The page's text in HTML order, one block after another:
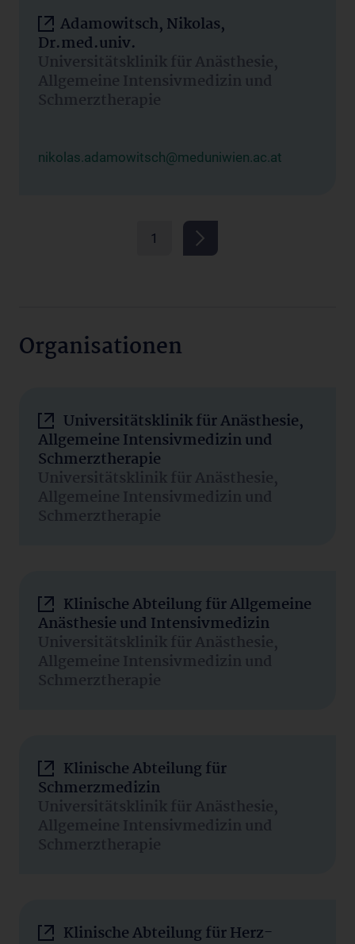
Adamowitsch, Nikolas,
Dr.med.univ.
Universitätsklinik für Anästhesie,
Allgemeine Intensivmedizin und
Schmerztherapie
nikolas.adamowitsch@meduniwien.ac.at
1
Organisationen
Universitätsklinik für Anästhesie,
Allgemeine Intensivmedizin und
Schmerztherapie
Universitätsklinik für Anästhesie,
Allgemeine Intensivmedizin und
Schmerztherapie
Klinische Abteilung für Allgemeine
Anästhesie und Intensivmedizin
Universitätsklinik für Anästhesie,
Allgemeine Intensivmedizin und
Schmerztherapie
Klinische Abteilung für
Schmerzmedizin
Universitätsklinik für Anästhesie,
Allgemeine Intensivmedizin und
Schmerztherapie
Klinische Abteilung für Herz-